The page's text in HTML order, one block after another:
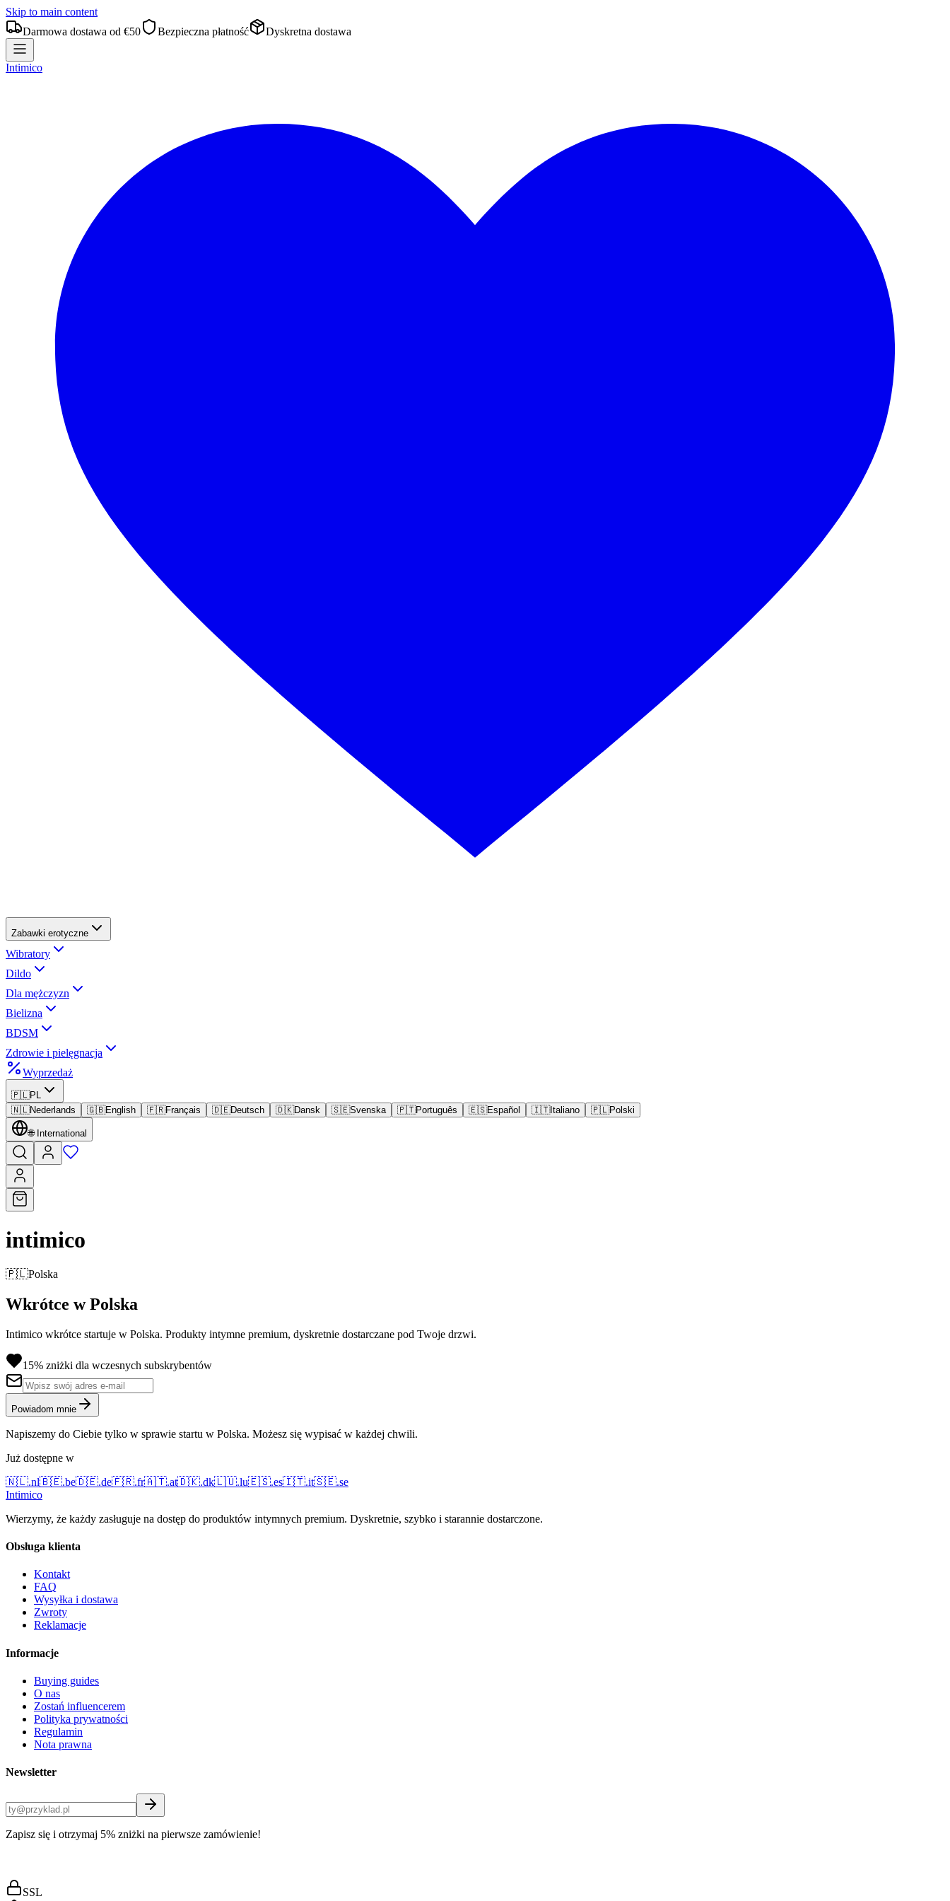
Skip to main content
Darmowa dostawa od €50
Bezpieczna płatność Dyskretna dostawa
Intimico
Zabawki erotyczne
Wibratory
Dildo
Dla mężczyzn
Bielizna
BDSM
Zdrowie i pielęgnacja
Wyprzedaż
🇵🇱PL
🇳🇱Nederlands 🇬🇧English 🇫🇷Français 🇩🇪Deutsch 🇩🇰Dansk 🇸🇪Svenska 🇵🇹Português 🇪🇸Español 🇮🇹Italiano 🇵🇱Polski
🌐 International
intimico
🇵🇱Polska
Wkrótce w Polska
Intimico wkrótce startuje w Polska. Produkty intymne premium, dyskretnie dostarczane pod Twoje drzwi.
15% zniżki dla wczesnych subskrybentów
Powiadom mnie
Napiszemy do Ciebie tylko w sprawie startu w Polska. Możesz się wypisać w każdej chwili.
Już dostępne w
🇳🇱.nl🇧🇪.be🇩🇪.de🇫🇷.fr🇦🇹.at🇩🇰.dk🇱🇺.lu🇪🇸.es🇮🇹.it🇸🇪.se
Intimico
Wierzymy, że każdy zasługuje na dostęp do produktów intymnych premium. Dyskretnie, szybko i starannie dostarczone.
Obsługa klienta
Kontakt
FAQ
Wysyłka i dostawa
Zwroty
Reklamacje
Informacje
Buying guides
O nas
Zostań influencerem
Polityka prywatności
Regulamin
Nota prawna
Newsletter
Zapisz się i otrzymaj 5% zniżki na pierwsze zamówienie!
SSL